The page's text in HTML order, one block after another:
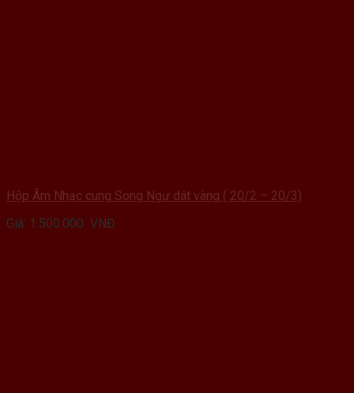
Hộp Âm Nhạc cung Song Ngư dát vàng ( 20/2 – 20/3)
Giá: 1.500.000 VNĐ